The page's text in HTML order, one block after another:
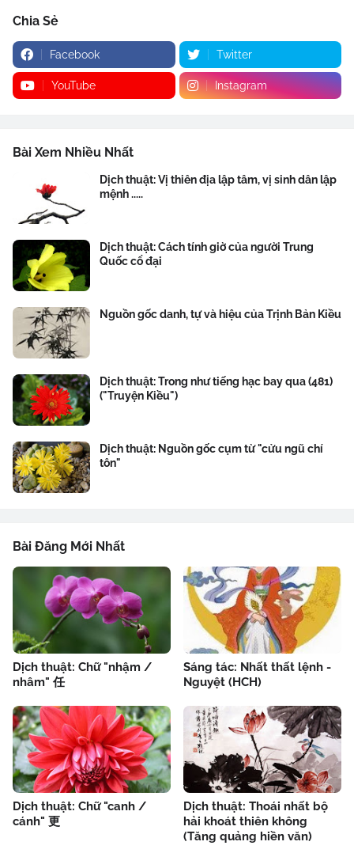
Chia Sẻ
Facebook Twitter
YouTube Instagram
Bài Xem Nhiều Nhất
Dịch thuật: Vị thiên địa lập tâm, vị sinh dân lập
mệnh .....
Dịch thuật: Cách tính giờ của người Trung
Quốc cổ đại
Nguồn gốc danh, tự và hiệu của Trịnh Bản Kiều
Dịch thuật: Trong như tiếng hạc bay qua (481)
("Truyện Kiều")
Dịch thuật: Nguồn gốc cụm từ "cửu ngũ chí
tôn"
Bài Đăng Mới Nhất
Dịch thuật: Chữ "nhậm /
nhâm" 任
Sáng tác: Nhất thất lệnh -
Nguyệt (HCH)
Dịch thuật: Chữ "canh /
cánh" 更
Dịch thuật: Thoái nhất bộ
hải khoát thiên không
(Tăng quảng hiền văn)